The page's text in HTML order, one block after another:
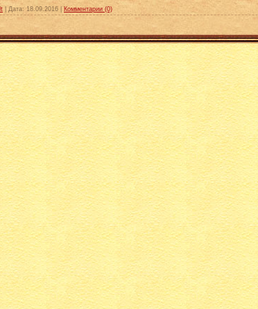
Дата: 18.09.2016 |Комментарии (0)